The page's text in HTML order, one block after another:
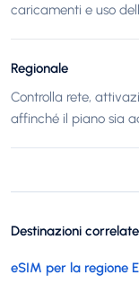
caricamenti e uso
Regionale
Controlla rete,
affinché il piano sia
Destinazioni correlate
eSIM per la regione